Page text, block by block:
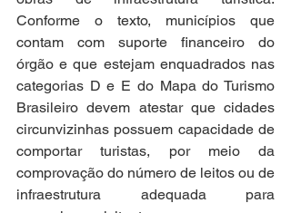
Conforme o texto, municípios que
contam com suporte financeiro do
órgão e que estejam enquadrados nas
categorias D e E do Mapa do Turismo
Brasileiro devem atestar que cidades
circunvizinhas possuem capacidade de
comportar turistas, por meio da
comprovação do número de leitos ou de
infraestrutura adequada para